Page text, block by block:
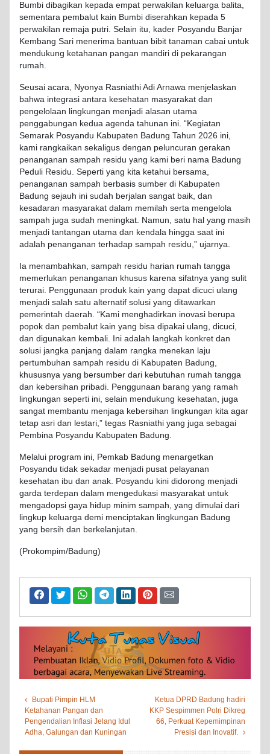
Bumbi dibagikan kepada empat perwakilan keluarga balita,
sementara pembalut kain Bumbi diserahkan kepada 5
perwakilan remaja putri. Selain itu, kader Posyandu Banjar
Kembang Sari menerima bantuan bibit tanaman cabai untuk
mendukung ketahanan pangan mandiri di pekarangan
rumah.
Seusai acara, Nyonya Rasniathi Adi Arnawa menjelaskan
bahwa integrasi antara kesehatan masyarakat dan
pengelolaan lingkungan menjadi alasan utama
penggabungan kedua agenda tahunan ini. “Kegiatan
Semarak Posyandu Kabupaten Badung Tahun 2026 ini,
kami rangkaikan sekaligus dengan peluncuran gerakan
penanganan sampah residu yang kami beri nama Badung
Peduli Residu. Seperti yang kita ketahui bersama,
penanganan sampah berbasis sumber di Kabupaten
Badung sejauh ini sudah berjalan sangat baik, dan
kesadaran masyarakat dalam memilah serta mengelola
sampah juga sudah meningkat. Namun, satu hal yang masih
menjadi tantangan utama dan kendala hingga saat ini
adalah penanganan terhadap sampah residu,” ujarnya.
Ia menambahkan, sampah residu harian rumah tangga
memerlukan penanganan khusus karena sifatnya yang sulit
terurai. Penggunaan produk kain yang dapat dicuci ulang
menjadi salah satu alternatif solusi yang ditawarkan
pemerintah daerah. “Kami menghadirkan inovasi berupa
popok dan pembalut kain yang bisa dipakai ulang, dicuci,
dan digunakan kembali. Ini adalah langkah konkret dan
solusi jangka panjang dalam rangka menekan laju
pertumbuhan sampah residu di Kabupaten Badung,
khususnya yang bersumber dari kebutuhan rumah tangga
dan kebersihan pribadi. Penggunaan barang yang ramah
lingkungan seperti ini, selain mendukung kesehatan, juga
sangat membantu menjaga kebersihan lingkungan kita agar
tetap asri dan lestari,” tegas Rasniathi yang juga sebagai
Pembina Posyandu Kabupaten Badung.
Melalui program ini, Pemkab Badung menargetkan
Posyandu tidak sekadar menjadi pusat pelayanan
kesehatan ibu dan anak. Posyandu kini didorong menjadi
garda terdepan dalam mengedukasi masyarakat untuk
mengadopsi gaya hidup minim sampah, yang dimulai dari
lingkup keluarga demi menciptakan lingkungan Badung
yang bersih dan berkelanjutan.
(Prokompim/Badung)
Bupati Pimpin HLM
Ketahanan Pangan dan
Pengendalian Inflasi Jelang Idul
Adha, Galungan dan Kuningan
Ketua DPRD Badung hadiri
KKP Sespimmen Polri Dikreg
66, Perkuat Kepemimpinan
Presisi dan Inovatif.